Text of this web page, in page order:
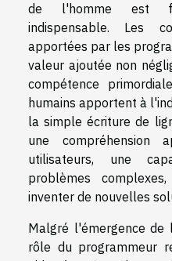
de l'homme est
indispensable. Les
apportées par les
valeur ajoutée non
compétence
humains apportent à
la simple écriture de
une compréhension
utilisateurs, une
problèmes
inventer de nouvelles
Malgré l'émergence de
rôle du programmeur